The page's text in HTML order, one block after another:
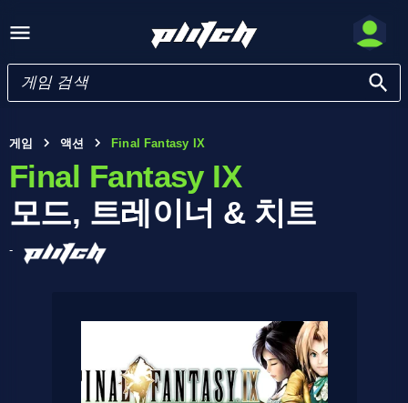
게임 액션 Final Fantasy IX
Final Fantasy IX
모드, 트레이너 & 치트
-